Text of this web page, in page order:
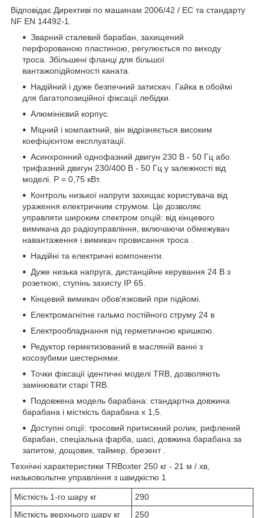
Відповідає Директиві по машинам 2006/42 / EC та стандарту
NF EN 14492-1.
Зварний сталевий барабан, захищений
перфорованою пластиною, регулюється по виходу
троса. Збільшені фланці для більшої
вантажопідйомності каната.
Надійний і дуже безпечний затискач. Гайка в обоймі
для багатопозиційної фіксації лебідки.
Алюмінієвий корпус.
Міцний і компактний, він відрізняється високим
коефіцієнтом експлуатації.
Асинхронний однофазний двигун 230 В - 50 Гц або
трифазний двигун 230/400 В - 50 Гц у залежності від
моделі. P = 0,75 кВт.
Контроль низької напруги захищає користувача від
ураження електричним струмом. Це дозволяє
управляти широким спектром опцій: від кінцевого
вимикача до радіоуправління, включаючи обмежувач
навантаження і вимикач провисання троса .
Надійні та електричні компоненти.
Дуже низька напруга, дистанційне керування 24 В з
розеткою, ступінь захисту IP 65.
Кінцевий вимикач обов'язковий при підйомі.
Електромагнітне гальмо постійного струму 24 в
Електрообладнання під герметичною кришкою.
Редуктор герметизований в масляній ванні з
косозубими шестернями.
Точки фіксації ідентичні моделі TRB, дозволяють
замінювати старі TRB.
Подовжена модель барабана: стандартна довжина
барабана і місткість барабана х 1,5.
Доступні опції: тросовий притискний ролик, рифлений
барабан, спеціальна фарба, шасі, довжина барабана за
запитом, дощовик, таймер, брезент .
Технічні характеристики TRBoxter 250 кг - 21 м / хв,
низьковольтне управління з швидкістю 1
Місткість 1-го шару кг
290
Місткість верхнього шару кг
250